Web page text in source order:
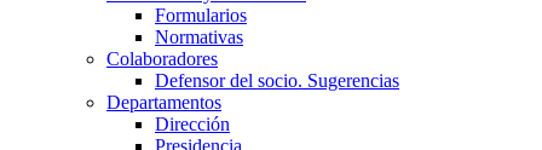
Formularios
Normativas
Colaboradores
Defensor del socio. Sugerencias
Departamentos
Dirección
Presidencia